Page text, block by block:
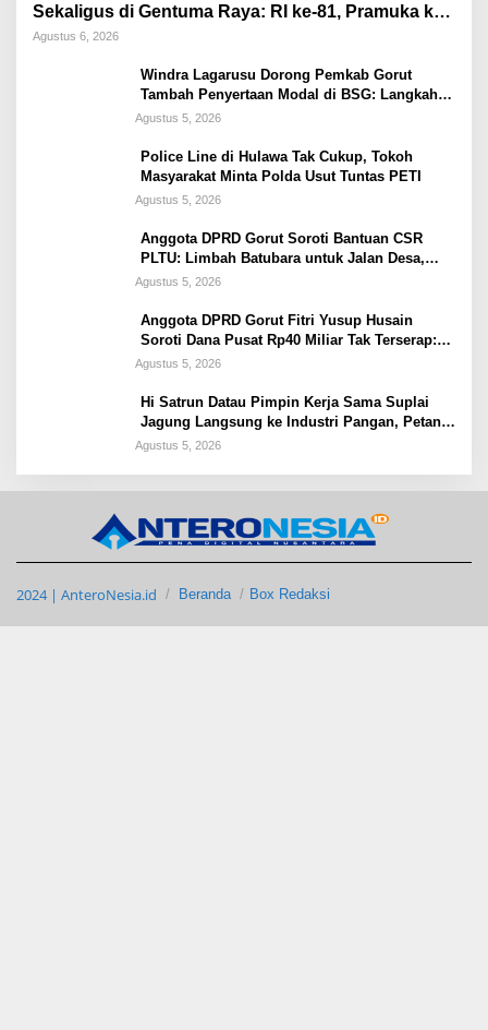
Sekaligus di Gentuma Raya: RI ke-81, Pramuka ke-
65, dan Kecamatan ke-17
Agustus 6, 2026
Windra Lagarusu Dorong Pemkab Gorut
Tambah Penyertaan Modal di BSG: Langkah
Strategis Perkuat Fiskal Daerah
Agustus 5, 2026
Police Line di Hulawa Tak Cukup, Tokoh
Masyarakat Minta Polda Usut Tuntas PETI
Agustus 5, 2026
Anggota DPRD Gorut Soroti Bantuan CSR
PLTU: Limbah Batubara untuk Jalan Desa,
Kesehatan Warga Terancam
Agustus 5, 2026
Anggota DPRD Gorut Fitri Yusup Husain
Soroti Dana Pusat Rp40 Miliar Tak Terserap:
Kita Tidak Punya Bank Data
Agustus 5, 2026
Hi Satrun Datau Pimpin Kerja Sama Suplai
Jagung Langsung ke Industri Pangan, Petani
Dapat Jaminan Pasar
Agustus 5, 2026
2024 | AnteroNesia.id Beranda Box Redaksi